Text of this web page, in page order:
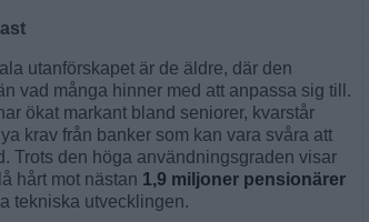
utanförskapet är de äldre, där den
vad många hinner med att anpassa sig till.
ökat markant bland seniorer, kvarstår
krav från banker som kan vara svåra att
Trots den höga användningsgraden visar
hårt mot nästan 1,9 miljoner pensionärer
tekniska utvecklingen.